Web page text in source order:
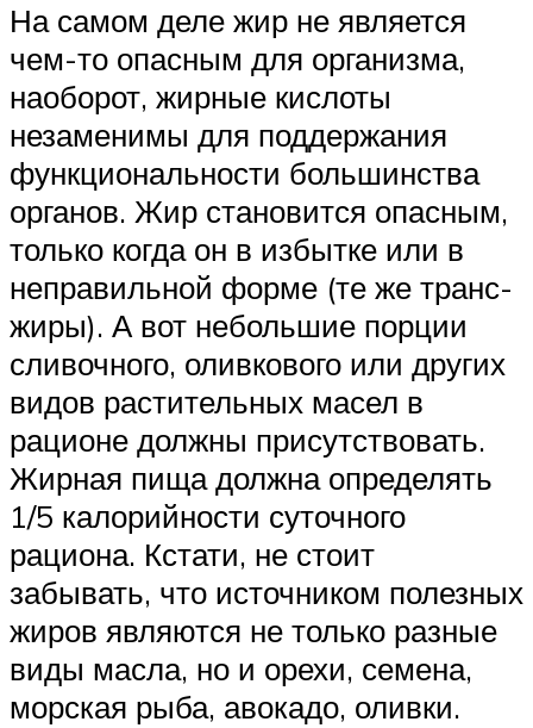
На самом деле жир не является
чем-то опасным для организма,
наоборот, жирные кислоты
незаменимы для поддержания
функциональности большинства
органов. Жир становится опасным,
только когда он в избытке или в
неправильной форме (те же транс-
жиры). А вот небольшие порции
сливочного, оливкового или других
видов растительных масел в
рационе должны присутствовать.
Жирная пища должна определять
1/5 калорийности суточного
рациона. Кстати, не стоит
забывать, что источником полезных
жиров являются не только разные
виды масла, но и орехи, семена,
морская рыба, авокадо, оливки.